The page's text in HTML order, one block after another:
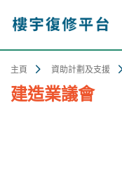
內
主頁 資助計劃及支援
建造業議會